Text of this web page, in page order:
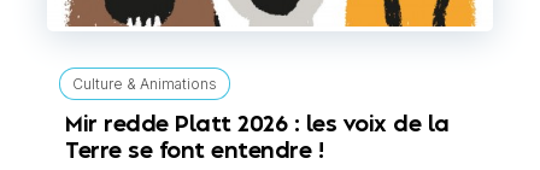
Culture & Animations
Mir redde Platt 2026 : les voix de la
Terre se font entendre !